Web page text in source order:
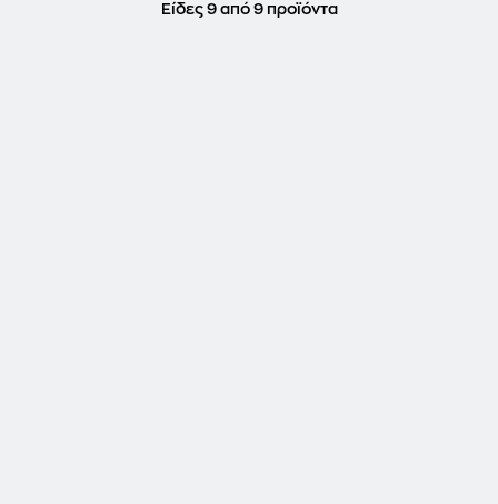
Είδες 9 από 9 προϊόντα